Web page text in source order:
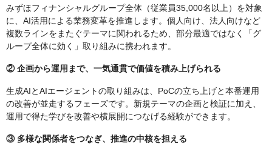
みずほフィナンシャルグループ全体（従業員35,000名以上）を対象
に、AI活用による業務変革を推進します。個人向け、法人向けなど
複数ラインをまたぐテーマに関われるため、部分最適ではなく「グ
ループ全体に効く」取り組みに携われます。
② 企画から運用まで、一気通貫で価値を積み上げられる
生成AIとAIエージェントの取り組みは、PoCの立ち上げと本番運用
の改善が並走するフェーズです。新規テーマの企画と検証に加え、
運用で得た学びを改善や横展開につなげる経験ができます。
③ 多様な関係者をつなぎ、推進の中核を担える